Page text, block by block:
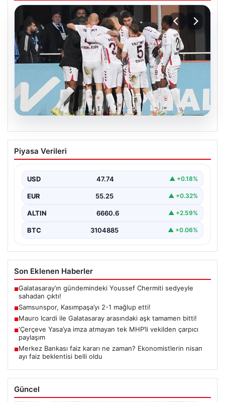
Samsunspor, Kasımpaşa’yı 2-1 mağlup
etti!
Piyasa Verileri
USD 47.74 ▲ +0.18%
EUR 55.25 ▲ +0.32%
ALTIN 6660.6 ▲ +2.59%
BTC 3104885 ▲ +0.06%
Son Eklenen Haberler
■Galatasaray’ın gündemindeki Youssef Chermiti sedyeyle
sahadan çıktı!
■Samsunspor, Kasımpaşa’yı 2-1 mağlup etti!
■Mauro Icardi ile Galatasaray arasındaki aşk tamamen bitti!
■‘Çerçeve Yasa’ya imza atmayan tek MHP’li vekilden çarpıcı
paylaşım
■Merkez Bankası faiz kararı ne zaman? Ekonomistlerin nisan
ayı faiz beklentisi belli oldu
Güncel